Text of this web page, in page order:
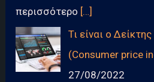
περισσότερο […]
Τι είναι ο
(Consumer price
27/08/2022